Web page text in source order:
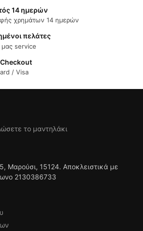
14 ημερών
χρημάτων 14 ημερών
πελάτες
μας service
/ Visa
το μαντηλάκι
Μαρούσι, 15124. Αποκλειστικά με
2130386733